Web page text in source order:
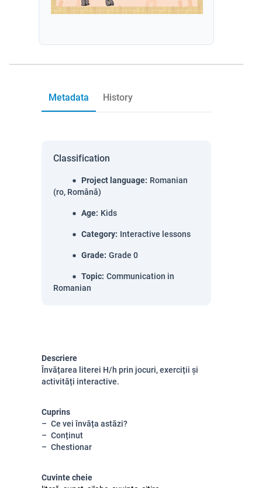
Metadata History
Classification
Project language: Romanian
(ro, Română)
Age: Kids
Category: Interactive lessons
Grade: Grade 0
Topic: Communication in
Romanian
Descriere
Învățarea literei H/h prin jocuri, exerciții și
activități interactive.
Cuprins
Ce vei învăța astăzi?
Conținut
Chestionar
Cuvinte cheie